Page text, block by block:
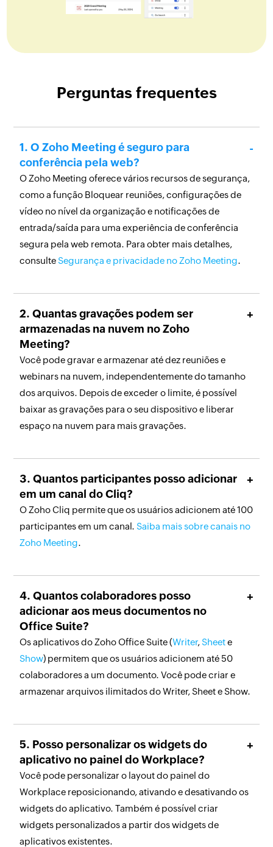
Perguntas frequentes
O Zoho Meeting é seguro para
conferência pela web?
O Zoho Meeting oferece vários recursos de segurança,
como a função Bloquear reuniões, configurações de
vídeo no nível da organização e notificações de
entrada/saída para uma experiência de conferência
segura pela web remota. Para obter mais detalhes,
consulteSegurança e privacidade no Zoho Meeting.
Quantas gravações podem ser
armazenadas na nuvem no Zoho
Meeting?
Você pode gravar e armazenar até dez reuniões e
webinars na nuvem, independentemente do tamanho
dos arquivos. Depois de exceder o limite, é possível
baixar as gravações para o seu dispositivo e liberar
espaço na nuvem para mais gravações.
Quantos participantes posso adicionar
em um canal do Cliq?
O Zoho Cliq permite que os usuários adicionem até 100
participantes em um canal.Saiba mais sobre canais no
Zoho Meeting.
Quantos colaboradores posso
adicionar aos meus documentos no
Office Suite?
Os aplicativos do Zoho Office Suite (Writer,Sheete
Show) permitem que os usuários adicionem até 50
colaboradores a um documento. Você pode criar e
armazenar arquivos ilimitados do Writer, Sheet e Show.
Posso personalizar os widgets do
aplicativo no painel do Workplace?
Você pode personalizar o layout do painel do
Workplace reposicionando, ativando e desativando os
widgets do aplicativo. Também é possível criar
widgets personalizados a partir dos widgets de
aplicativos existentes.